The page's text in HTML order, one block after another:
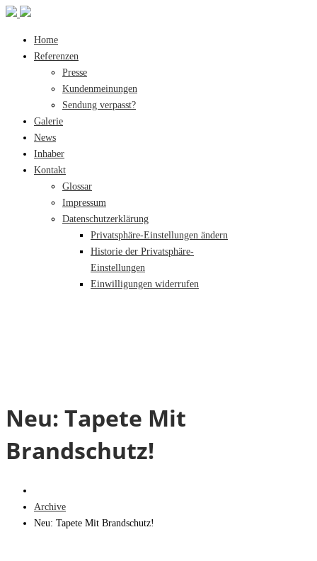
Home
Referenzen
Presse
Kundenmeinungen
Sendung verpasst?
Galerie
News
Inhaber
Kontakt
Glossar
Impressum
Datenschutzerklärung
Privatsphäre-Einstellungen ändern
Historie der Privatsphäre-
Einstellungen
Einwilligungen widerrufen
Neu: Tapete Mit
Brandschutz!
Archive
Neu: Tapete Mit Brandschutz!